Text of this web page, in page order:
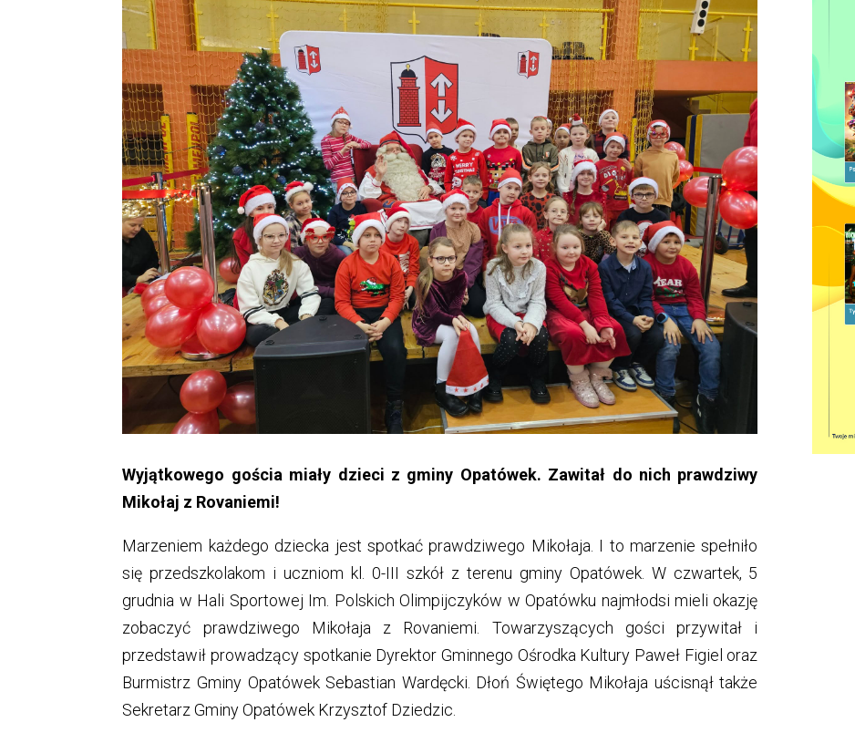
Wyjątkowego gościa miały dzieci z gminy Opatówek. Zawitał do nich prawdziwy
Mikołaj z Rovaniemi!
Marzeniem każdego dziecka jest spotkać prawdziwego Mikołaja. I to marzenie spełniło
się przedszkolakom i uczniom kl. 0-III szkół z terenu gminy Opatówek. W czwartek, 5
grudnia w Hali Sportowej Im. Polskich Olimpijczyków w Opatówku najmłodsi mieli okazję
zobaczyć prawdziwego Mikołaja z Rovaniemi. Towarzyszących gości przywitał i
przedstawił prowadzący spotkanie Dyrektor Gminnego Ośrodka Kultury Paweł Figiel oraz
Burmistrz Gminy Opatówek Sebastian Wardęcki. Dłoń Świętego Mikołaja uścisnął także
Sekretarz Gminy Opatówek Krzysztof Dziedzic.